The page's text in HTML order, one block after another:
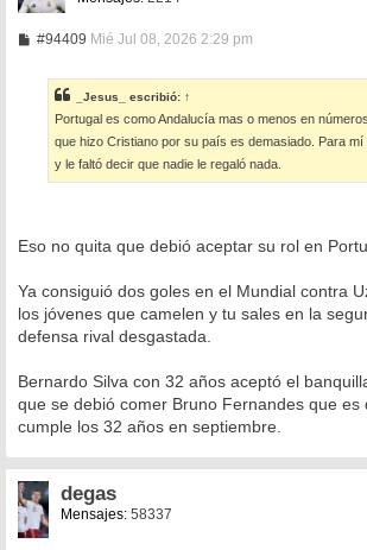
#94409M
a
j
e
Mié Jul 08, 2026 2:29 pm
_Jesus_ escribió: ↑
Portugal es como Andalucía mas o menos en
que hizo Cristiano por su país es demasiado. Para mí
y le faltó decir que nadie le regaló nada.
Eso no quita que debió aceptar su rol en
Ya consiguió dos goles en el Mundial contra
los jóvenes que camelen y tu sales en la
defensa rival desgastada.
Bernardo Silva con 32 años aceptó el
que se debió comer Bruno Fernandes que es
cumple los 32 años en septiembre.
degas
Mensajes:58337